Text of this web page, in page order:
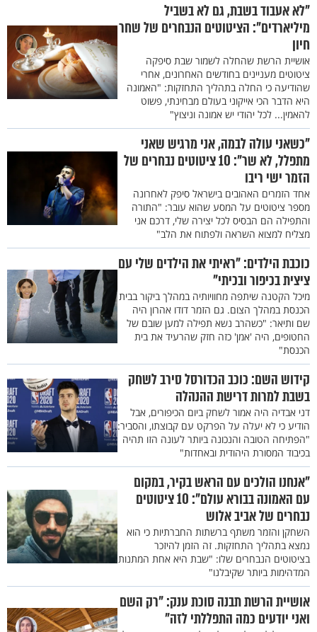
"לא אעבוד בשבת, גם לא בשביל
מיליארדים": הציטוטים הנבחרים של שחר
חיון
אושיית הרשת שהחלה לשמור שבת סיפקה
ציטוטים מעניינים בחודשים האחרונים, אחרי
שהודיעה כי החלה בתהליך התחזקות: "האמונה
היא הדבר הכי אייקוני בעולם מבחינתי, פשוט
להאמין... לכל יהודי יש אמונה וניצוץ"
"כשאני עולה לבמה, אני מרגיש שאני
מתפלל, לא שר": 10 ציטוטים נבחרים של
הזמר ישי ריבו
אחד הזמרים האהובים בישראל סיפק לאחרונה
מספר ציטוטים על המסע שהוא עובר: "התורה
והתפילה הם הבסיס לכל יצירה שלי, דרכם אני
מצליח למצוא השראה ולפתוח את הלב"
כוכבת הילדים: "ראיתי את הילדים שלי עם
ציצית בכיפור ובכיתי"
מיכל הקטנה שיתפה מחוויותיה במהלך ביקור בבית
הכנסת במהלך הצום. גם הזמר דודו אהרון היה
שם ותיאר: "כשהרב נשא תפילה למען שובם של
החטופים, היה 'אמן' כזה חזק שהרעיד את בית
הכנסת"
קידוש השם: כוכב הכדורסל סירב לשחק
בשבת למרות דרישת ההנהלה
דני אבדיה היה אמור לשחק ביום הכיפורים, אבל
הודיע כי לא יעלה על הפרקט עם קבוצתו, והסביר:
"הפתיחה הטובה והנכונה ביותר לעונה הזו תהיה
בכיבוד המסורת היהודית ובאחדות"
"אנחנו הולכים עם הראש בקיר, במקום
עם האמונה בבורא עולם": 10 ציטוטים
נבחרים של אביב אלוש
השחקן והזמר משתף ברשתות החברתיות כי הוא
נמצא בתהליך התחזקות. זה הזמן להיזכר
בציטוטים הנבחרים שלו: "שבת היא אחת המתנות
המדהימות ביותר שקיבלנו"
אושיית הרשת תבנה סוכת ענק: "רק השם
ואני יודעים כמה התפללתי לזה"